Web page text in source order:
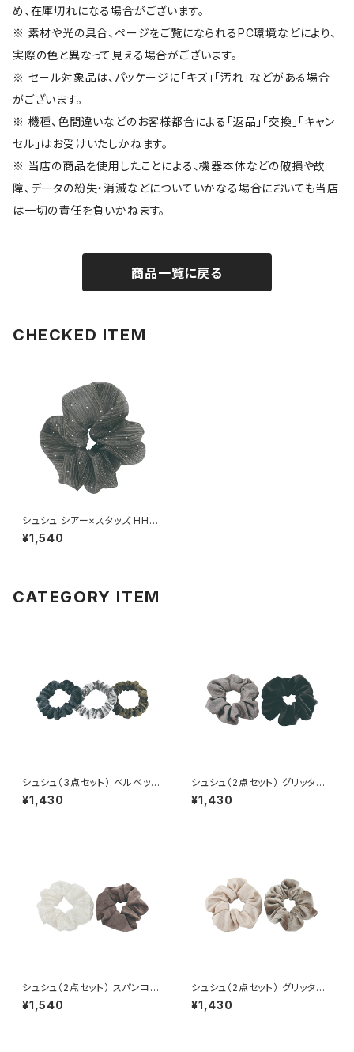
め、在庫切れになる場合がございます。
※ 素材や光の具合、ページをご覧になられるPC環境などにより、
実際の色と異なって見える場合がございます。
※ セール対象品は、パッケージに「キズ」「汚れ」などがある場合
がございます。
※ 機種、色間違いなどのお客様都合による「返品」「交換」「キャン
セル」はお受けいたしかねます。
※ 当店の商品を使用したことによる、機器本体などの破損や故
障、データの紛失・消滅などについていかなる場合においても当店
は一切の責任を負いかねます。
商品一覧に戻る
CHECKED ITEM
シュシュ シアー×スタッズ HHS
0643-BK（ブラック）
¥1,540
CATEGORY ITEM
シュシュ（3点セット） ベルベット
HHS0649-BL（ブルー）
¥1,430
シュシュ（2点セット） グリッター
HHS0650-BK（ブラック）
¥1,430
シュシュ（2点セット） スパンコー
ル HHS0651-WH（ホワイト）
¥1,540
シュシュ（2点セット） グリッター
HHS0650-BE（ベージュ）
¥1,430